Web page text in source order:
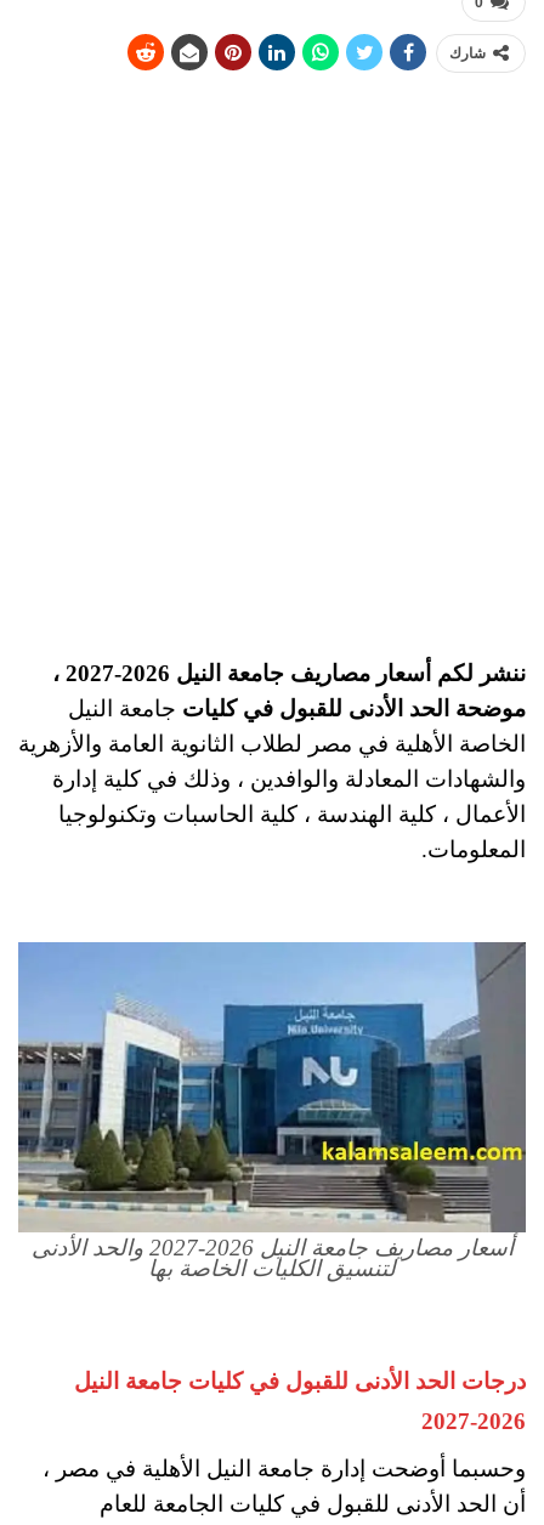
شارك
ننشر لكم أسعار مصاريف جامعة النيل 2026-2027 ،
موضحة الحد الأدنى للقبول في كليات جامعة النيل
الخاصة الأهلية في مصر لطلاب الثانوية العامة والأزهرية
والشهادات المعادلة والوافدين ، وذلك في كلية إدارة
الأعمال ، كلية الهندسة ، كلية الحاسبات وتكنولوجيا
المعلومات.
أسعار مصاريف جامعة النيل 2026-2027 والحد الأدنى
لتنسيق الكليات الخاصة بها
درجات الحد الأدنى للقبول في كليات جامعة النيل
2026-2027
وحسبما أوضحت إدارة جامعة النيل الأهلية في مصر ،
أن الحد الأدنى للقبول في كليات الجامعة للعام